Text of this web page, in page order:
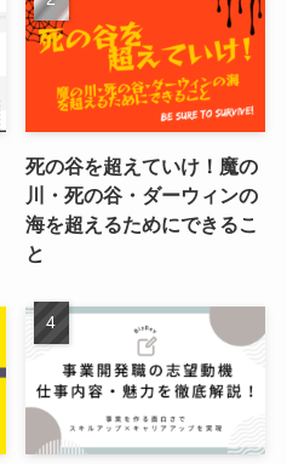
死の谷を超えていけ！魔の
川・死の谷・ダーウィンの
海を超えるためにできるこ
と